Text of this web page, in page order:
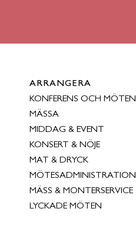
ARRANGERA
KONFERENS OCH MÖTEN
MÄSSA
MIDDAG & EVENT
KONSERT & NÖJE
MAT & DRYCK
MÖTESADMINISTRATION
MÄSS & MONTERSERVICE
LYCKADE MÖTEN